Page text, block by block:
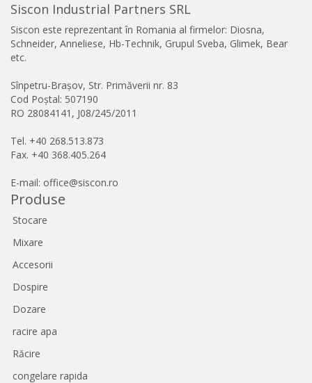
Siscon Industrial Partners SRL
Siscon este reprezentant în Romania al firmelor: Diosna,
Schneider, Anneliese, Hb-Technik, Grupul Sveba, Glimek, Bear
etc.
Sînpetru-Brașov, Str. Primăverii nr. 83
Cod Poștal: 507190
RO 28084141, J08/245/2011
Tel. +40 268.513.873
Fax. +40 368.405.264
E-mail: office@siscon.ro
Produse
Stocare
Mixare
Accesorii
Dospire
Dozare
racire apa
Răcire
congelare rapida